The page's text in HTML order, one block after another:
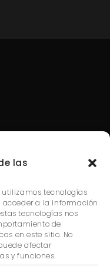
las
utilizamos tecnologías
a la información
tecnologías nos
de
en este sitio. No
afectar
y funciones.
El